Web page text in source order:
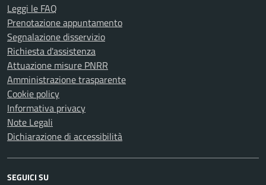
Leggi le FAQ
Prenotazione appuntamento
Segnalazione disservizio
Richiesta d'assistenza
Attuazione misure PNRR
Amministrazione trasparente
Cookie policy
Informativa privacy
Note Legali
Dichiarazione di accessibilità
SEGUICI SU